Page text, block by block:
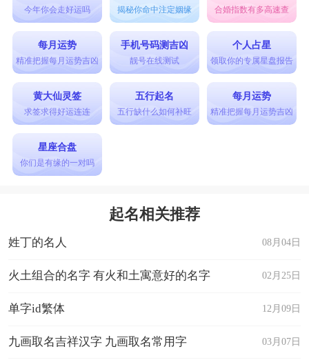
今年你会走好运吗 揭秘你命中注定姻缘 合婚指数有多高速查
每月运势
精准把握每月运势吉凶
手机号码测吉凶
靓号在线测试
个人占星
领取你的专属星盘报告
黄大仙灵签
求签求得好运连连
五行起名
五行缺什么如何补旺
每月运势
精准把握每月运势吉凶
星座合盘
你们是有缘的一对吗
起名相关推荐
08月04日
姓丁的名人
02月25日
火土组合的名字 有火和土寓意好的名字
12月09日
单字id繁体
03月07日
九画取名吉祥汉字 九画取名常用字